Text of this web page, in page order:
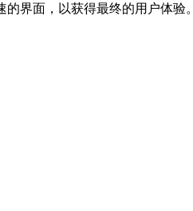
界面，以获得最终的用户体验。